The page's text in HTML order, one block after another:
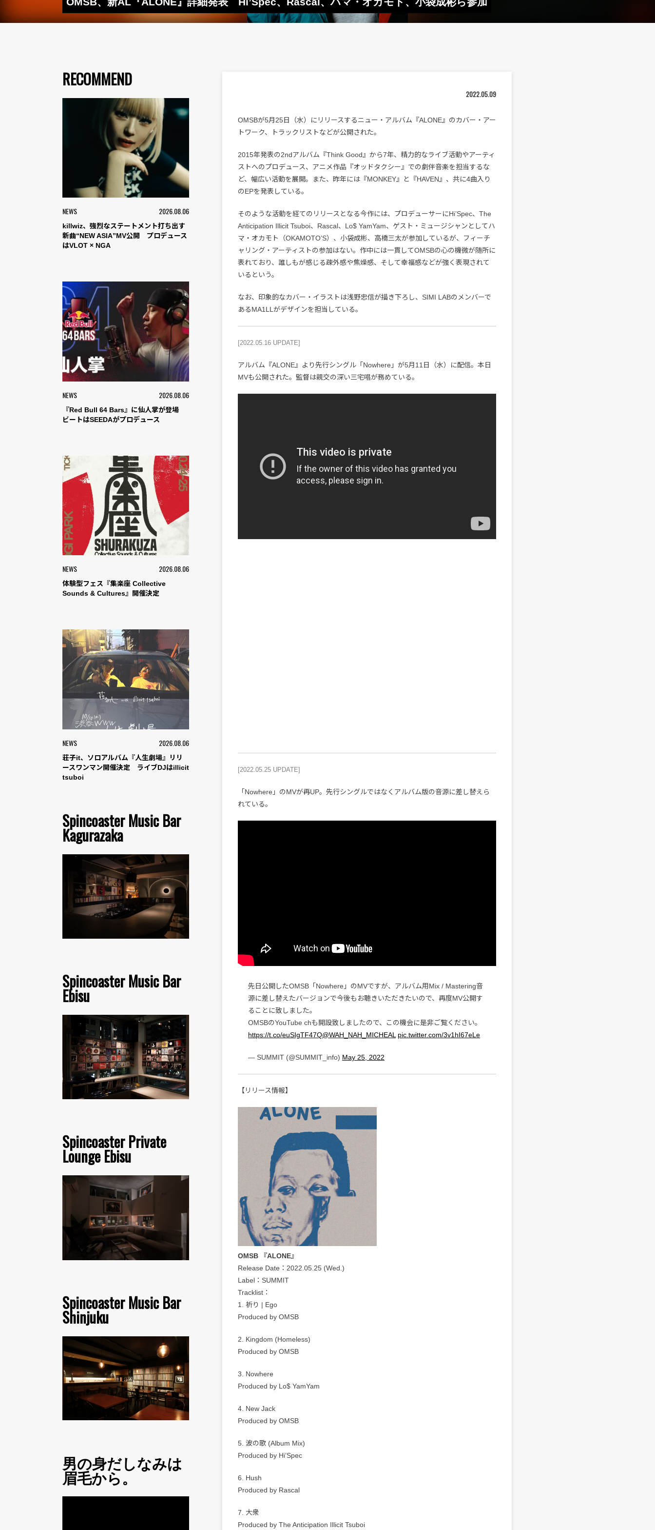
RECOMMEND
NEWS 2026.08.06
killwiz、強烈なステートメント打ち出す
新曲“NEW ASIA”MV公開 プロデュース
はVLOT × NGA
NEWS 2026.08.06
『Red Bull 64 Bars』に仙人掌が登場
ビートはSEEDAがプロデュース
NEWS 2026.08.06
体験型フェス『集楽座 Collective
Sounds & Cultures』開催決定
NEWS 2026.08.06
荘子it、ソロアルバム『人生劇場』リリ
ースワンマン開催決定 ライブDJはillicit
tsuboi
Spincoaster Music Bar
Kagurazaka
Spincoaster Music Bar
Ebisu
Spincoaster Private
Lounge Ebisu
Spincoaster Music Bar
Shinjuku
男の身だしなみは
眉毛から。
2022.05.09
OMSBが5月25日（水）にリリースするニュー・アルバム『ALONE』のカバー・アー
トワーク、トラックリストなどが公開された。
2015年発表の2ndアルバム『Think Good』から7年、精力的なライブ活動やアーティ
ストへのプロデュース、アニメ作品『オッドタクシー』での劇伴音楽を担当するな
ど、幅広い活動を展開。また、昨年には『MONKEY』と『HAVEN』、共に4曲入り
のEPを発表している。
そのような活動を経てのリリースとなる今作には、プロデューサーにHi’Spec、The
Anticipation Illicit Tsuboi、Rascal、Lo$ YamYam、ゲスト・ミュージシャンとしてハ
マ・オカモト（OKAMOTO’S）、小袋成彬、高橋三太が参加しているが、フィーチ
ャリング・アーティストの参加はない。作中には一貫してOMSBの心の機微が随所に
表れており、誰しもが感じる疎外感や焦燥感、そして幸福感などが強く表現されて
いるという。
なお、印象的なカバー・イラストは浅野忠信が描き下ろし、SIMI LABのメンバーで
あるMA1LLがデザインを担当している。
[2022.05.16 UPDATE]
アルバム『ALONE』より先行シングル「Nowhere」が5月11日（水）に配信。本日
MVも公開された。監督は親交の深い三宅唱が務めている。
[2022.05.25 UPDATE]
「Nowhere」のMVが再UP。先行シングルではなくアルバム版の音源に差し替えら
れている。
先日公開したOMSB「Nowhere」のMVですが、アルバム用Mix / Mastering音
源に差し替えたバージョンで今後もお聴きいただきたいので、再度MV公開す
ることに致しました。
OMSBのYouTube chも開設致しましたので、この機会に是非ご覧ください。
https://t.co/euSIgTF47Q@WAH_NAH_MICHEAL pic.twitter.com/3v1hI67eLe
— SUMMIT (@SUMMIT_info) May 25, 2022
【リリース情報】
OMSB 『ALONE』
Release Date：2022.05.25 (Wed.)
Label：SUMMIT
Tracklist：
1. 祈り | Ego
Produced by OMSB
2. Kingdom (Homeless)
Produced by OMSB
3. Nowhere
Produced by Lo$ YamYam
4. New Jack
Produced by OMSB
5. 波の歌 (Album Mix)
Produced by Hi’Spec
6. Hush
Produced by Rascal
7. 大衆
Produced by The Anticipation Illicit Tsuboi